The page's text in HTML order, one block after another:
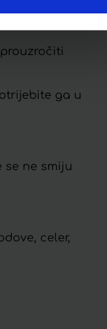
ga u
se ne smiju
celer,